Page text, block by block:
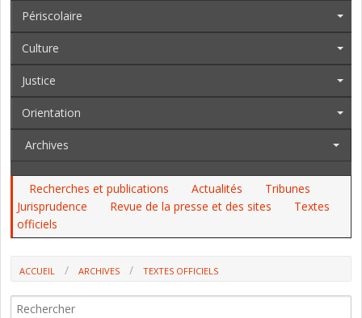
Périscolaire
Culture
Justice
Orientation
Archives
Recherches et publications Actualités
Tribunes
Jurisprudence
Revue de la presse et des sites
Textes
officiels
ACCUEIL ARCHIVES
TEXTES OFFICIELS
EPLE, LA DGESCO, L'ENSEIGNEMENT AGRICOLE, LES APPLICATIONS